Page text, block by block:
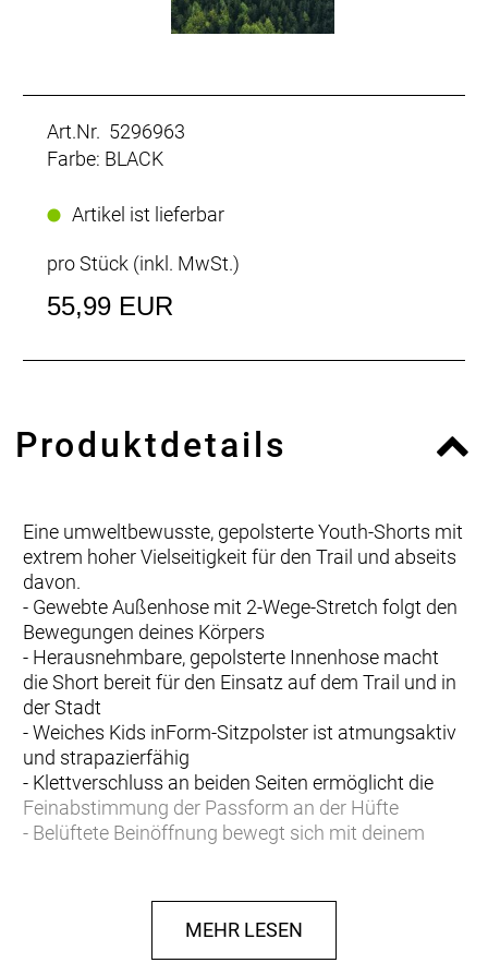
Art.Nr. 5296963
Farbe: BLACK
Artikel ist lieferbar
pro Stück (inkl. MwSt.)
55,99 EUR
Produktdetails
Eine umweltbewusste, gepolsterte Youth-Shorts mit
extrem hoher Vielseitigkeit für den Trail und abseits
davon.
- Gewebte Außenhose mit 2-Wege-Stretch folgt den
Bewegungen deines Körpers
- Herausnehmbare, gepolsterte Innenhose macht
die Short bereit für den Einsatz auf dem Trail und in
der Stadt
- Weiches Kids inForm-Sitzpolster ist atmungsaktiv
und strapazierfähig
- Klettverschluss an beiden Seiten ermöglicht die
Feinabstimmung der Passform an der Hüfte
- Belüftete Beinöffnung bewegt sich mit deinem
entsprechen 12 PET-Flaschen
- Der körpernahe Schnitt folgt den Konturen deines
Körpers, ohne deine Beweglichkeit einzuschränken
MEHR LESEN